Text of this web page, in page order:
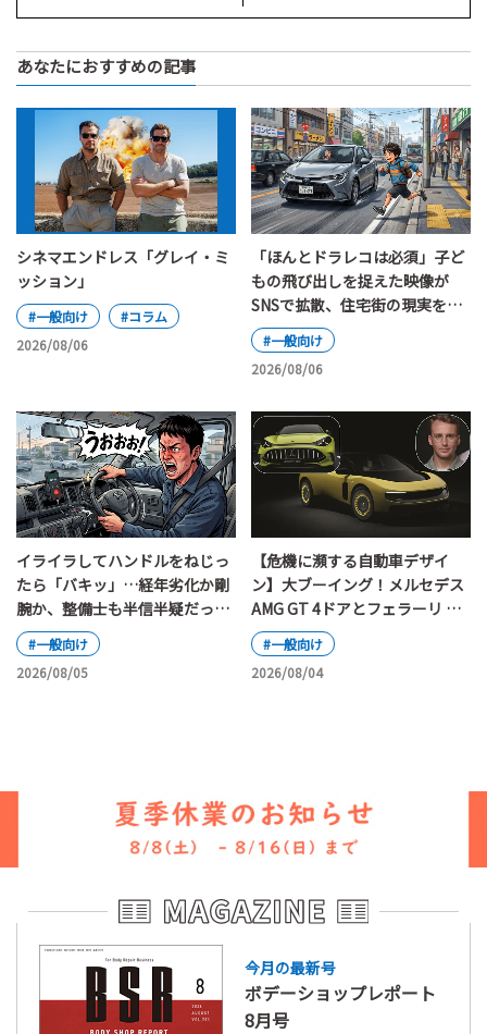
あなたにおすすめの記事
シネマエンドレス「グレイ・ミ
ッション」
#一般向け
#コラム
2026/08/06
「ほんとドラレコは必須」子ど
もの飛び出しを捉えた映像が
SNSで拡散、住宅街の現実を映
し出す
#一般向け
2026/08/06
イライラしてハンドルをねじっ
たら「バキッ」…経年劣化か剛
腕か、整備士も半信半疑だった
素手によるハンドル切断事件
#一般向け
2026/08/05
【危機に瀕する自動車デザイ
ン】大ブーイング！メルセデス
AMG GT 4ドアとフェラーリ ル
ーチェが世界中で大論争を巻き
起こしている！
#一般向け
2026/08/04
今月の最新号
ボデーショップレポート
8月号